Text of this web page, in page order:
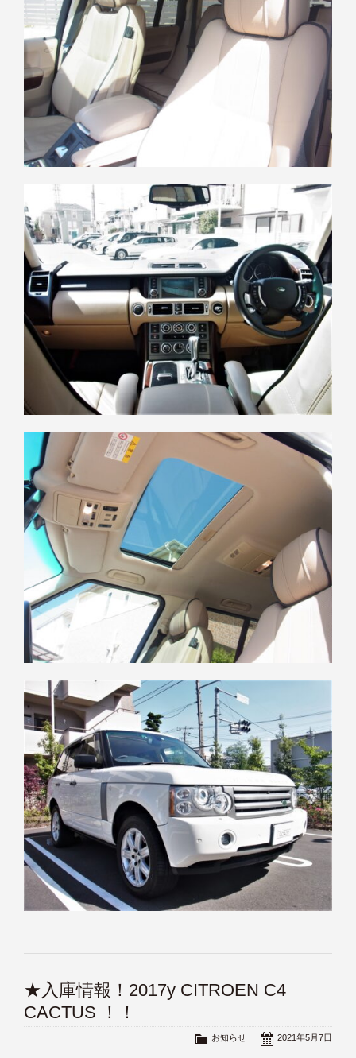
★入庫情報！2017y CITROEN C4
CACTUS ！！
2021年5月7日
お知らせ